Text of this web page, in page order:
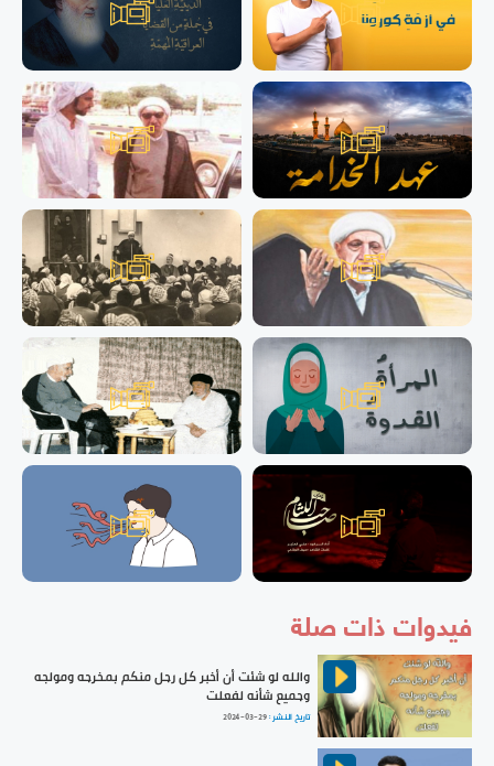
فيدوات ذات صلة
والله لو شئت أن أخبر كل رجل منكم بمخرجه ومولجه
وجميع شأنه لفعلت
تاريخ النشر :2024-03-29